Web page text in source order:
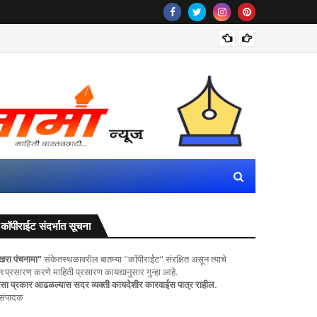
कॉपीराईट संदर्भात सूचना
पंचनामा"संकेतस्थळावरील बातम्या "कॉपीराईट" संरक्षित असून त्याचे
करणे माहिती प्रसारण कायद्यानुसार गुन्हा आहे.
प्रकार आढळल्यास सदर व्यक्ती कायदेशीर कारवाईस पात्र राहील.